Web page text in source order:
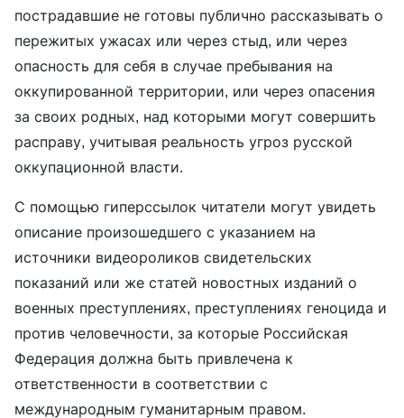
пострадавшие не готовы публично рассказывать о
пережитых ужасах или через стыд, или через
опасность для себя в случае пребывания на
оккупированной территории, или через опасения
за своих родных, над которыми могут совершить
расправу, учитывая реальность угроз русской
оккупационной власти.
С помощью гиперссылок читатели могут увидеть
описание произошедшего с указанием на
источники видеороликов свидетельских
показаний или же статей новостных изданий о
военных преступлениях, преступлениях геноцида и
против человечности, за которые Российская
Федерация должна быть привлечена к
ответственности в соответствии с
международным гуманитарным правом.